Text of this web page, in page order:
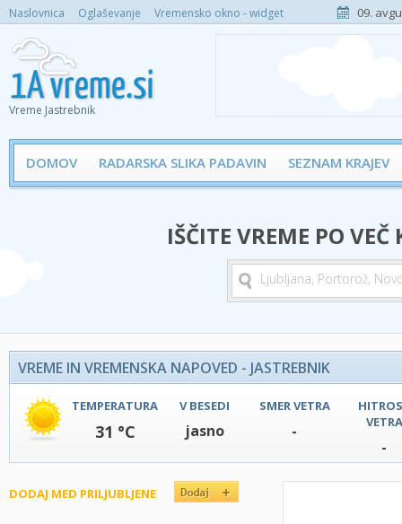
Naslovnica Oglaševanje Vremensko okno - widget 09.
Vreme Jastrebnik
DOMOV RADARSKA SLIKA PADAVIN SEZNAM KRAJEV
IŠČITE VREME PO
VREME IN VREMENSKA NAPOVED - JASTREBNIK
TEMPERATURA
31 °C
V BESEDI
jasno
SMER VETRA
-
VETRA
-
DODAJ MED PRILJUBLJENE